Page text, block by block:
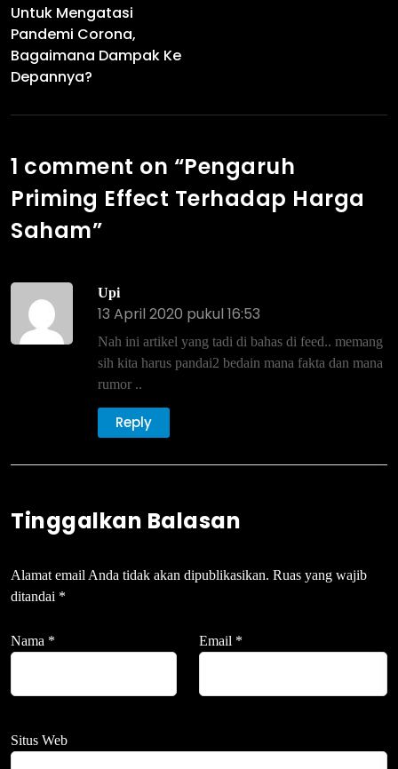
Untuk Mengatasi
Pandemi Corona,
Bagaimana Dampak Ke
Depannya?
1 comment on “Pengaruh
Priming Effect Terhadap Harga
Saham”
Upi
13 April 2020 pukul 16:53
Nah ini artikel yang tadi di bahas di feed.. memang
sih kita harus pandai2 bedain mana fakta dan mana
rumor ..
Reply
Tinggalkan Balasan
Alamat email Anda tidak akan dipublikasikan. Ruas yang wajib
ditandai *
Nama * Email *
Situs Web